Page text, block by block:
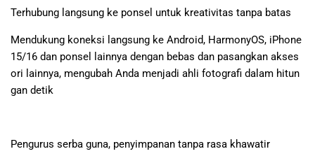
Terhubung langsung ke ponsel untuk kreativitas tanpa batas
Mendukung koneksi langsung ke Android, HarmonyOS, iPhone
15/16 dan ponsel lainnya dengan bebas dan pasangkan akses
ori lainnya, mengubah Anda menjadi ahli fotografi dalam hitun
gan detik
Pengurus serba guna, penyimpanan tanpa rasa khawatir